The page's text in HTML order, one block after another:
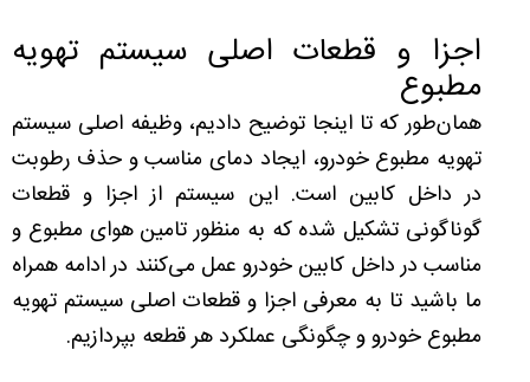
اجزا و قطعات اصلی سیستم تهویه
مطبوع
همان‌طور که تا اینجا توضیح دادیم، وظیفه اصلی سیستم
تهویه مطبوع خودرو، ایجاد دمای مناسب و حذف رطوبت
در داخل کابین است. این سیستم از اجزا و قطعات
گوناگونی تشکیل شده که به منظور تامین هوای مطبوع و
مناسب در داخل کابین خودرو عمل می‌کنند در ادامه همراه
ما باشید تا به معرفی اجزا و قطعات اصلی سیستم تهویه
مطبوع خودرو و چگونگی عملکرد هر قطعه بپردازیم.